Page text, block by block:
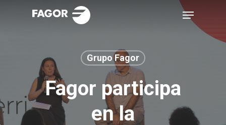
Menu
Grupo Fagor
Fagor participa
en la